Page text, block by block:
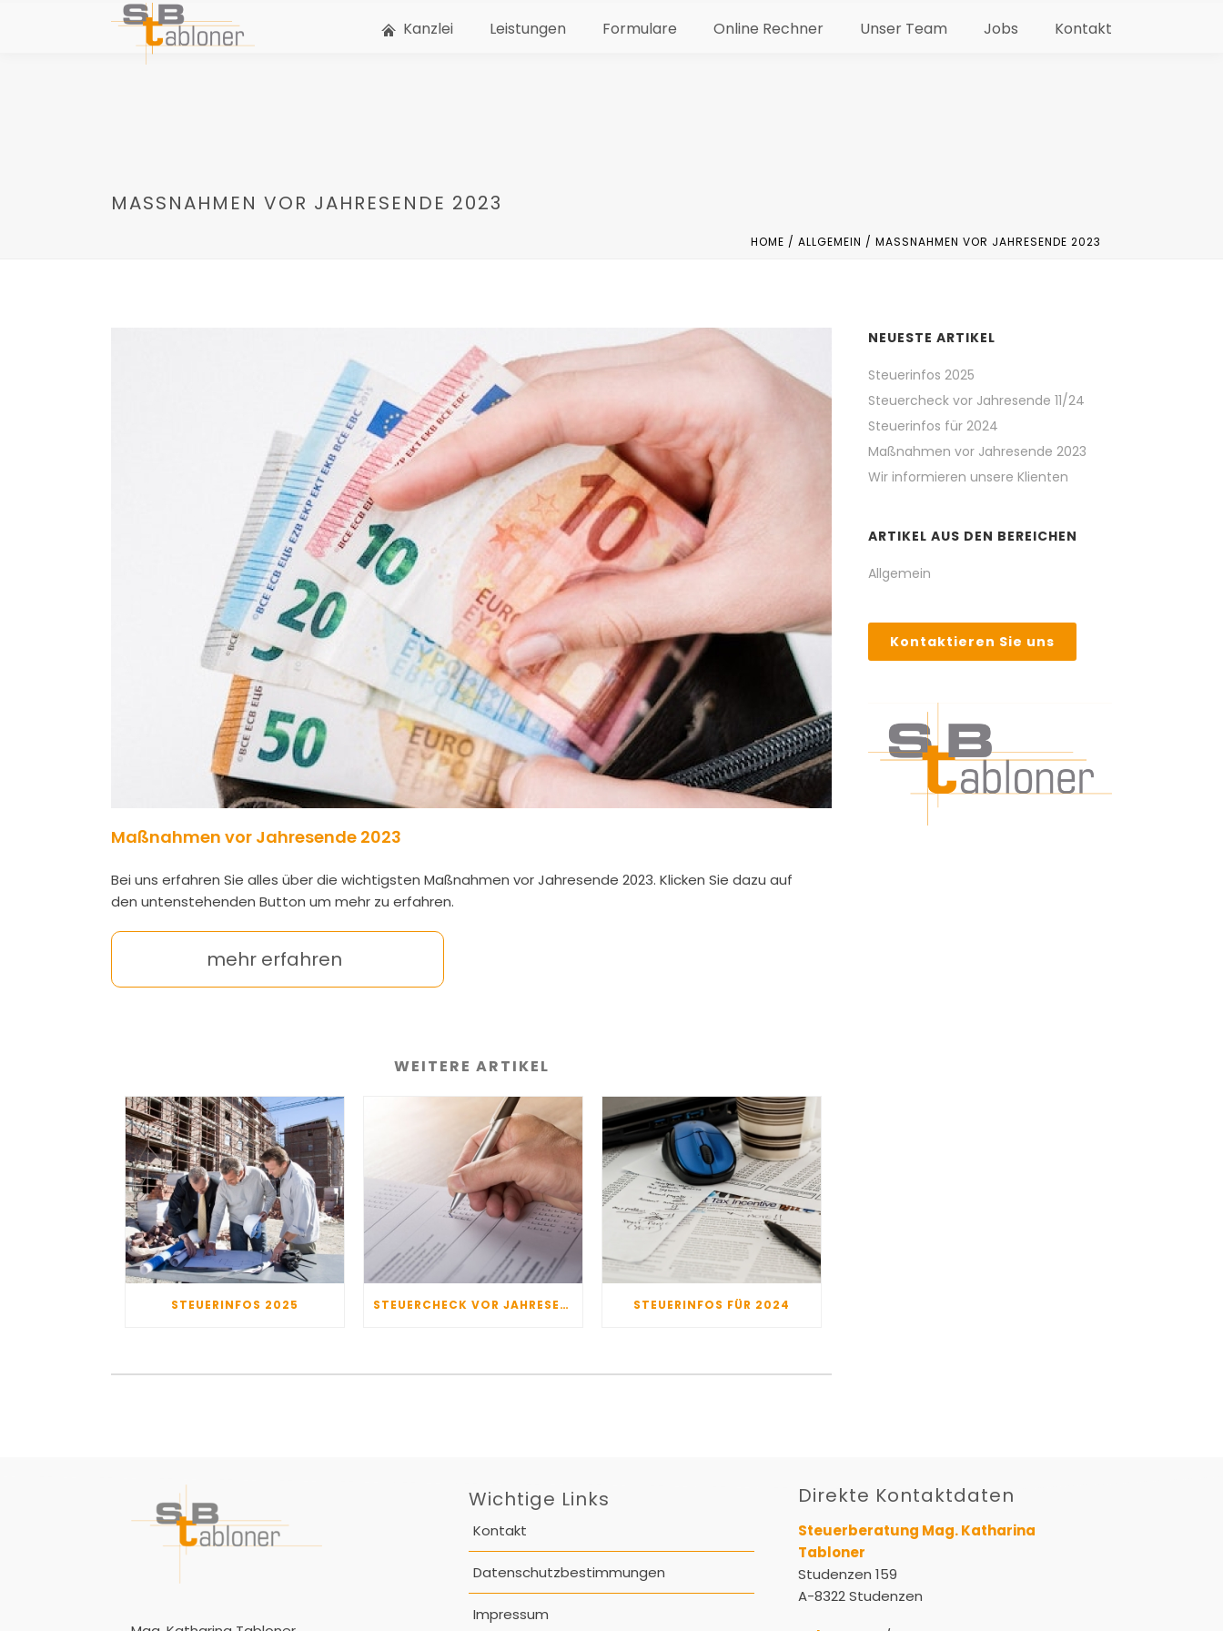
Kanzlei Leistungen Formulare Online Rechner Unser Team Jobs Kontakt
MASSNAHMEN VOR JAHRESENDE 2023
HOME / ALLGEMEIN / MASSNAHMEN VOR JAHRESENDE 2023
Maßnahmen vor Jahresende 2023
Bei uns erfahren Sie alles über die wichtigsten Maßnahmen vor Jahresende 2023. Klicken Sie dazu auf
den untenstehenden Button um mehr zu erfahren.
mehr erfahren
WEITERE ARTIKEL
STEUERINFOS 2025 STEUERCHECK VOR JAHRESENDE 11/24 STEUERINFOS FÜR 2024
NEUESTE ARTIKEL
Steuerinfos 2025
Steuercheck vor Jahresende 11/24
Steuerinfos für 2024
Maßnahmen vor Jahresende 2023
Wir informieren unsere Klienten
ARTIKEL AUS DEN BEREICHEN
Allgemein
Kontaktieren Sie uns
Wichtige Links
Kontakt
Datenschutzbestimmungen
Impressum
Direkte Kontaktdaten
Steuerberatung Mag. Katharina
Tabloner
Studenzen 159
A-8322 Studenzen